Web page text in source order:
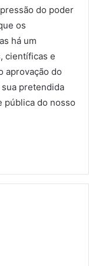
do poder
os
há um
científicas e
aprovação do
pretendida
pública do nosso